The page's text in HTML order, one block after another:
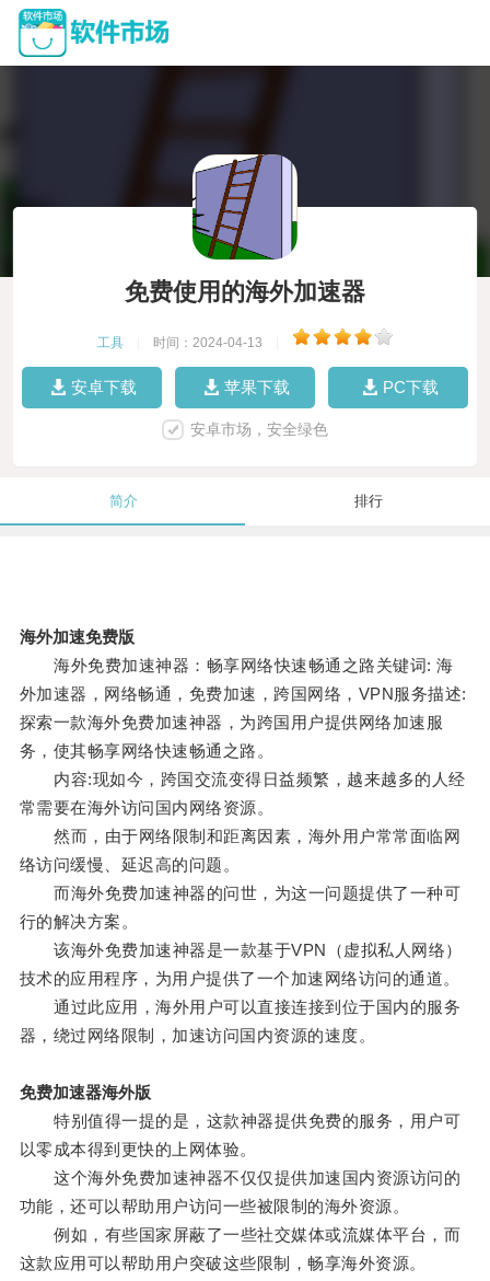
免费使用的海外加速器
工具 时间：2024-04-13
安卓下载 苹果下载 PC下载
安卓市场，安全绿色
简介 排行
海外加速免费版
海外免费加速神器：畅享网络快速畅通之路关键词: 海
外加速器，网络畅通，免费加速，跨国网络，VPN服务描述:
探索一款海外免费加速神器，为跨国用户提供网络加速服
务，使其畅享网络快速畅通之路。
内容:现如今，跨国交流变得日益频繁，越来越多的人经
常需要在海外访问国内网络资源。
然而，由于网络限制和距离因素，海外用户常常面临网
络访问缓慢、延迟高的问题。
而海外免费加速神器的问世，为这一问题提供了一种可
行的解决方案。
该海外免费加速神器是一款基于VPN（虚拟私人网络）
技术的应用程序，为用户提供了一个加速网络访问的通道。
通过此应用，海外用户可以直接连接到位于国内的服务
器，绕过网络限制，加速访问国内资源的速度。
免费加速器海外版
特别值得一提的是，这款神器提供免费的服务，用户可
以零成本得到更快的上网体验。
这个海外免费加速神器不仅仅提供加速国内资源访问的
功能，还可以帮助用户访问一些被限制的海外资源。
例如，有些国家屏蔽了一些社交媒体或流媒体平台，而
这款应用可以帮助用户突破这些限制，畅享海外资源。